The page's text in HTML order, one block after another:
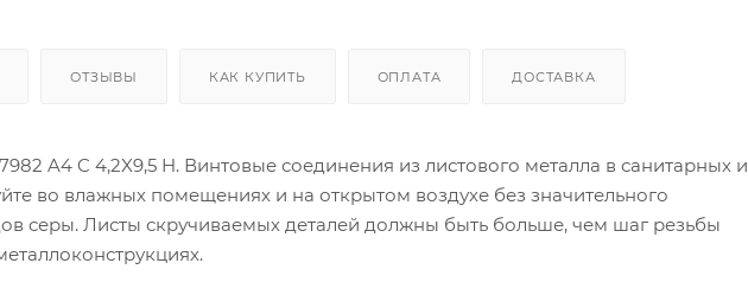
ОТЗЫВЫ КАК КУПИТЬ ОПЛАТА ДОСТАВКА
A4 C 4,2X9,5 H. Винтовые соединения из листового металла в санитарных и
во влажных помещениях и на открытом воздухе без значительного
серы. Листы скручиваемых деталей должны быть больше, чем шаг резьбы